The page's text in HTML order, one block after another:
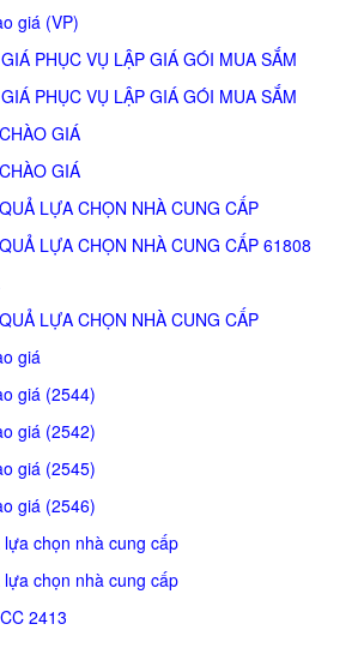
giá (VP)
PHỤC VỤ LẬP GIÁ GÓI MUA SẮM
PHỤC VỤ LẬP GIÁ GÓI MUA SẮM
GIÁ
GIÁ
LỰA CHỌN NHÀ CUNG CẤP
LỰA CHỌN NHÀ CUNG CẤP 61808
LỰA CHỌN NHÀ CUNG CẤP
giá
giá (2544)
giá (2542)
giá (2545)
giá (2546)
chọn nhà cung cấp
chọn nhà cung cấp
2413